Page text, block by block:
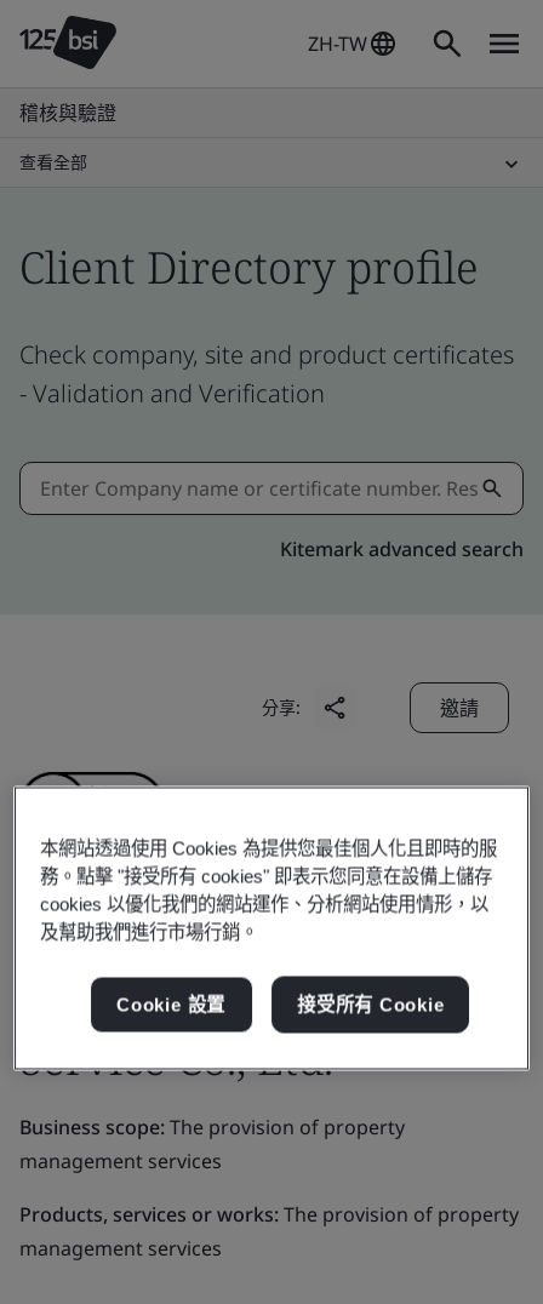
ZH-TW
稽核與驗證
查看全部
Client Directory profile
Check company, site and product certificates
- Validation and Verification
Kitemark advanced search
分享: 邀請
Heyuan City Jianji
Property Management
Service Co., Ltd.
Business scope:The provision of property
management services
Products, services or works:The provision of property
management services
本網站透過使用 Cookies 為提供您最佳個人化且即時的服
務。點擊 "接受所有 cookies" 即表示您同意在設備上儲存
cookies 以優化我們的網站運作、分析網站使用情形，以
及幫助我們進行市場行銷。
Cookie 設置 接受所有 Cookie